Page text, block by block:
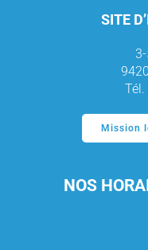
SITE
Mission
NOS